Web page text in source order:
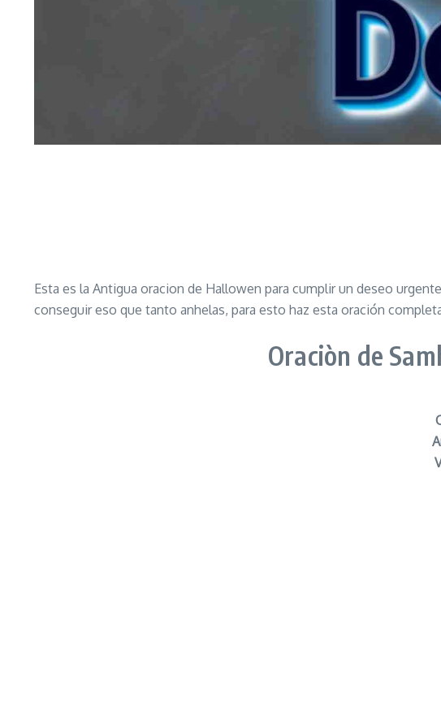
Esta es la Antigua oracion de Hallowen para cumplir un deseo
conseguir eso que tanto anhelas, para esto haz esta oración
Oraciòn de